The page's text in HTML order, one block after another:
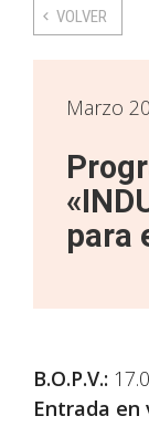
VOLVER
Marzo
para
B.O.P.V.:
Entrada en